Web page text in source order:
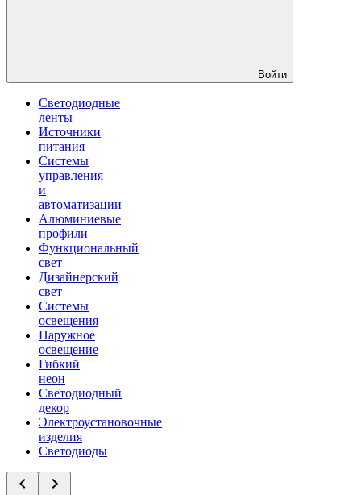
Войти
Светодиодные
ленты
Источники
питания
Системы
управления
и
автоматизации
Алюминиевые
профили
Функциональный
свет
Дизайнерский
свет
Системы
освещения
Наружное
освещение
Гибкий
неон
Светодиодный
декор
Электроустановочные
изделия
Светодиоды